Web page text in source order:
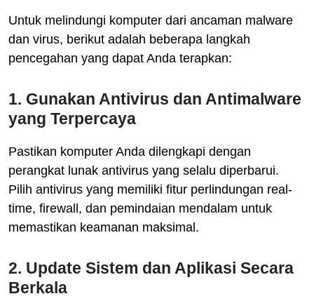
Untuk melindungi komputer dari ancaman malware
dan virus, berikut adalah beberapa langkah
pencegahan yang dapat Anda terapkan:
1. Gunakan Antivirus dan Antimalware
yang Terpercaya
Pastikan komputer Anda dilengkapi dengan
perangkat lunak antivirus yang selalu diperbarui.
Pilih antivirus yang memiliki fitur perlindungan real-
time, firewall, dan pemindaian mendalam untuk
memastikan keamanan maksimal.
2. Update Sistem dan Aplikasi Secara
Berkala